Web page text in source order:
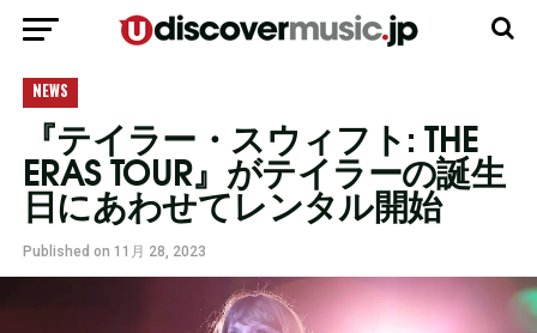
NEWS
『テイラー・スウィフト: THE
ERAS TOUR』がテイラーの誕生
日にあわせてレンタル開始
Published on 11月 28, 2023
モバイルバージョンに移動